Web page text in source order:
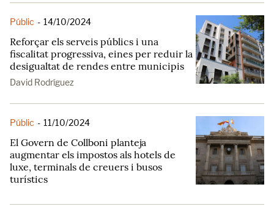
Públic - 14/10/2024
Reforçar els serveis públics i una
fiscalitat progressiva, eines per reduir la
desigualtat de rendes entre municipis
David Rodríguez
Públic - 11/10/2024
El Govern de Collboni planteja
augmentar els impostos als hotels de
luxe, terminals de creuers i busos
turístics